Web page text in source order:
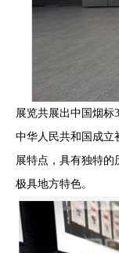
展览共展出中国烟标
中华人民共和国成立
展特点，具有独特的
极具地方特色。